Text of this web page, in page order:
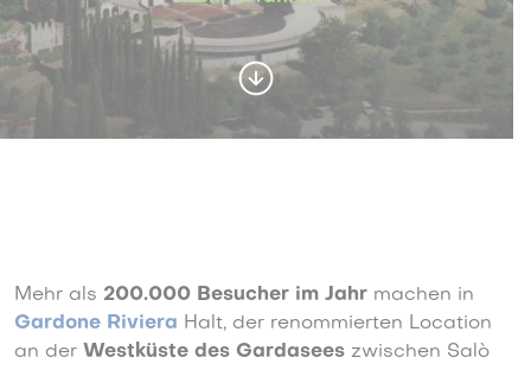
Mehr als 200.000 Besucher im Jahr machen in
Gardone Riviera Halt, der renommierten Location
an der Westküste des Gardasees zwischen Salò